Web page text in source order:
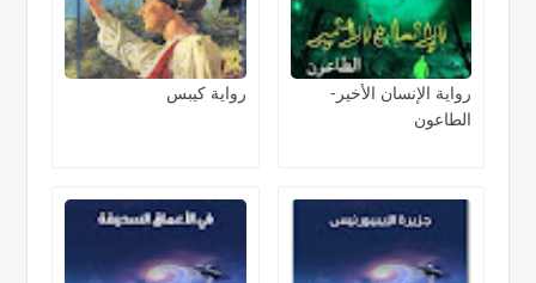
رواية الإنسان الأخير-
الطاعون
رواية كيبس